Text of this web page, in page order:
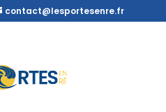
contact@lesportesenre.fr